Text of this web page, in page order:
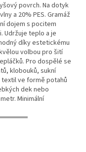
povrch. Na dotyk
a 20% PES. Gramáž
dojem s pocitem
Udržuje teplo a je
díky estetickému
volbou pro šití
Pro dospělé se
klobouků, sukní
ve formě potahů
dek nebo
Minimální